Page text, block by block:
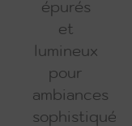
épurés
et
lumineux
pour
ambiances
sophistiquées